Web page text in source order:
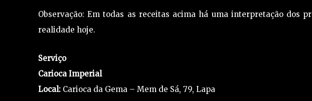
Observação: Em todas as receitas acima há uma interpretação dos
realidade hoje.
Serviço
Carioca Imperial
Local: Carioca da Gema – Mem de Sá, 79, Lapa